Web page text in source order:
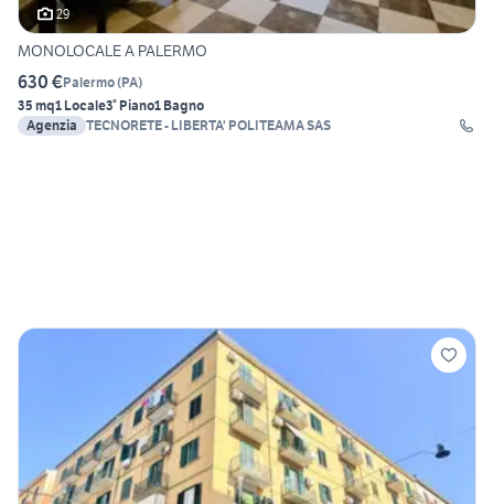
29
MONOLOCALE A PALERMO
630 €Palermo(PA)
35 mq1 Locale3° Piano1 Bagno
Agenzia TECNORETE - LIBERTA' POLITEAMA SAS